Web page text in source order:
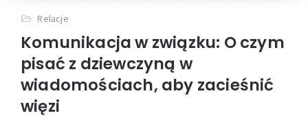
Relacje
Komunikacja w związku: O czym
pisać z dziewczyną w
wiadomościach, aby zacieśnić
więzi